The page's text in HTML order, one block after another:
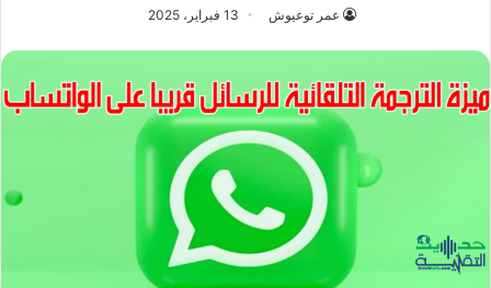
عمر توعيوش 13 فبراير، 2025